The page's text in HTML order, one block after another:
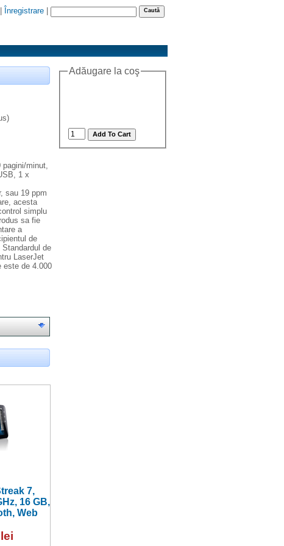
Înregistrare|
Adăugare la coş
minut,
1 x
sau 19 ppm
acesta
simplu
sa fie
a
de
de
LaserJet
este de 4.000
7,
16 GB,
Web
lei